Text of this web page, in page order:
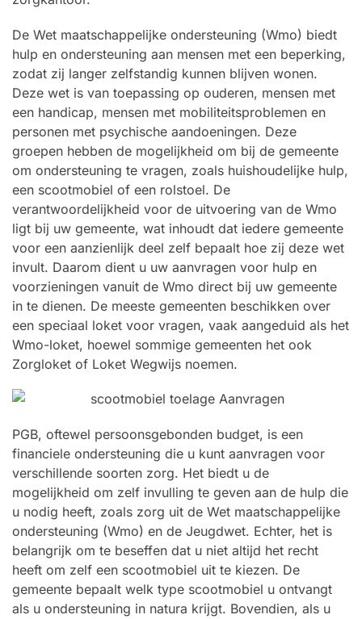
De Wet maatschappelijke ondersteuning (Wmo) biedt
hulp en ondersteuning aan mensen met een beperking,
zodat zij langer zelfstandig kunnen blijven wonen.
Deze wet is van toepassing op ouderen, mensen met
een handicap, mensen met mobiliteitsproblemen en
personen met psychische aandoeningen. Deze
groepen hebben de mogelijkheid om bij de gemeente
om ondersteuning te vragen, zoals huishoudelijke hulp,
een scootmobiel of een rolstoel. De
verantwoordelijkheid voor de uitvoering van de Wmo
ligt bij uw gemeente, wat inhoudt dat iedere gemeente
voor een aanzienlijk deel zelf bepaalt hoe zij deze wet
invult. Daarom dient u uw aanvragen voor hulp en
voorzieningen vanuit de Wmo direct bij uw gemeente
in te dienen. De meeste gemeenten beschikken over
een speciaal loket voor vragen, vaak aangeduid als het
Wmo-loket, hoewel sommige gemeenten het ook
Zorgloket of Loket Wegwijs noemen.
PGB, oftewel persoonsgebonden budget, is een
financiele ondersteuning die u kunt aanvragen voor
verschillende soorten zorg. Het biedt u de
mogelijkheid om zelf invulling te geven aan de hulp die
u nodig heeft, zoals zorg uit de Wet maatschappelijke
ondersteuning (Wmo) en de Jeugdwet. Echter, het is
belangrijk om te beseffen dat u niet altijd het recht
heeft om zelf een scootmobiel uit te kiezen. De
gemeente bepaalt welk type scootmobiel u ontvangt
als u ondersteuning in natura krijgt. Bovendien, als u